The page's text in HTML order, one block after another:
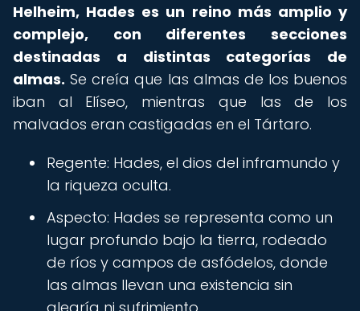
Helheim, Hades es un reino más amplio y
complejo, con diferentes secciones
destinadas a distintas categorías de
almas. Se creía que las almas de los buenos
iban al Elíseo, mientras que las de los
malvados eran castigadas en el Tártaro.
Regente: Hades, el dios del inframundo y
la riqueza oculta.
Aspecto: Hades se representa como un
lugar profundo bajo la tierra, rodeado
de ríos y campos de asfódelos, donde
las almas llevan una existencia sin